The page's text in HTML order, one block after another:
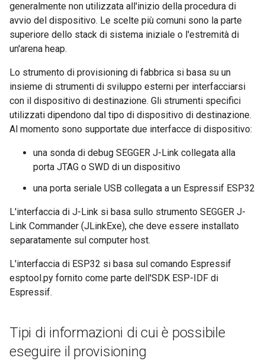
generalmente non utilizzata all'inizio della procedura di
avvio del dispositivo. Le scelte più comuni sono la parte
superiore dello stack di sistema iniziale o l'estremità di
un'arena heap.
Lo strumento di provisioning di fabbrica si basa su un
insieme di strumenti di sviluppo esterni per interfacciarsi
con il dispositivo di destinazione. Gli strumenti specifici
utilizzati dipendono dal tipo di dispositivo di destinazione.
Al momento sono supportate due interfacce di dispositivo:
una sonda di debug SEGGER J-Link collegata alla
porta JTAG o SWD di un dispositivo
una porta seriale USB collegata a un Espressif ESP32
L'interfaccia di J-Link si basa sullo strumento SEGGER J-
Link Commander (JLinkExe), che deve essere installato
separatamente sul computer host.
L'interfaccia di ESP32 si basa sul comando Espressif
esptool.py fornito come parte dell'SDK ESP-IDF di
Espressif.
Tipi di informazioni di cui è possibile
eseguire il provisioning